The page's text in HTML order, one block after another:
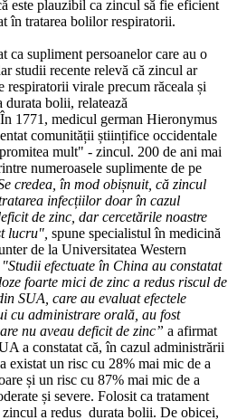
este plauzibil ca zincul să fie eficient
în tratarea bolilor respiratorii.
ca supliment persoanelor care au o
studii recente relevă că zincul ar
respiratorii virale precum răceala și
durata bolii, relatează
1771, medicul german Hieronymus
comunității științifice occidentale
mult" - zincul. 200 de ani mai
numeroasele suplimente de pe
credea, în mod obișnuit, că zincul
infecțiilor doar în cazul
de zinc, dar cercetările noastre
lucru", spune specialistul în medicină
de la Universitatea Western
"Studii efectuate în China au constatat
foarte mici de zinc a redus riscul de
SUA, care au evaluat efectele
cu administrare orală, au fost
nu aveau deficit de zinc” a afirmat
a constatat că, în cazul administrării
existat un risc cu 28% mai mic de a
și un risc cu 87% mai mic de a
și severe. Folosit ca tratament
a redus durata bolii. De obicei,